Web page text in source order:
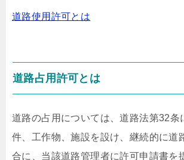
道路使用許可とは
道路占用許可とは
道路の占用については、道路法第32条
件、工作物、施設を設け、継続的に道
合に、当該道路管理者に許可申請書を